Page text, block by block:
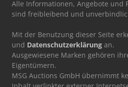
Alle Informationen, Angebote und
sind freibleibend und
Mit der Benutzung dieser Seite
und Datenschutzerklärung an.
Ausgewiesene Marken gehören
Eigentümern.
MSG Auctions GmbH übernimmt